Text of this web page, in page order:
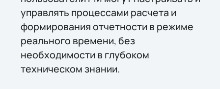
управлять процессами расчета и
формирования отчетности в режиме
реального времени, без
необходимости в глубоком
техническом знании.